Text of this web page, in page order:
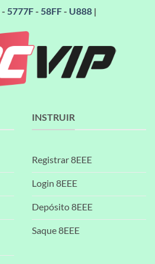
- 5777F- 58FF- U888 |
INSTRUIR
Registrar 8EEE
Login 8EEE
Depósito 8EEE
Saque 8EEE